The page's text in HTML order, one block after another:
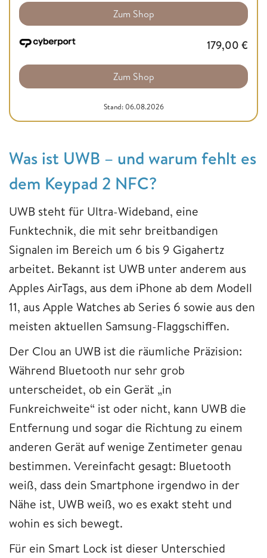
Zum Shop
179,00 €
Zum Shop
Stand: 06.08.2026
Was ist UWB – und warum fehlt es
dem Keypad 2 NFC?
UWB steht für Ultra-Wideband, eine
Funktechnik, die mit sehr breitbandigen
Signalen im Bereich um 6 bis 9 Gigahertz
arbeitet. Bekannt ist UWB unter anderem aus
Apples AirTags, aus dem iPhone ab dem Modell
11, aus Apple Watches ab Series 6 sowie aus den
meisten aktuellen Samsung-Flaggschiffen.
Der Clou an UWB ist die räumliche Präzision:
Während Bluetooth nur sehr grob
unterscheidet, ob ein Gerät „in
Funkreichweite“ ist oder nicht, kann UWB die
Entfernung und sogar die Richtung zu einem
anderen Gerät auf wenige Zentimeter genau
bestimmen. Vereinfacht gesagt: Bluetooth
weiß, dass dein Smartphone irgendwo in der
Nähe ist, UWB weiß, wo es exakt steht und
wohin es sich bewegt.
Für ein Smart Lock ist dieser Unterschied